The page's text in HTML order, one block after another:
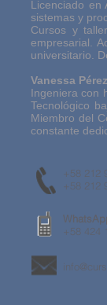
Licenciado en
sistemas y
Cursos y
empresarial.
universitario.
Vanessa Pérez
Ingeniera con
Tecnológico
Miembro del
constante
+58 212
+58 212
+58 424